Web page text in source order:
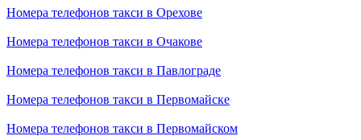
Номера телефонов такси в Орехове
Номера телефонов такси в Очакове
Номера телефонов такси в Павлограде
Номера телефонов такси в Первомайске
Номера телефонов такси в Первомайском